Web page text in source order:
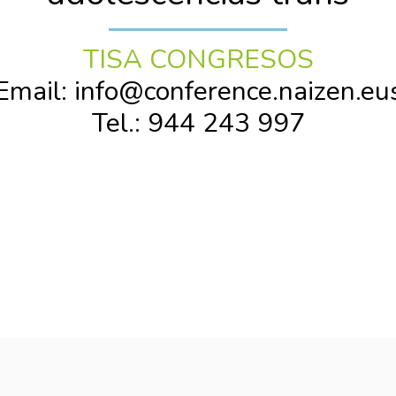
TISA CONGRESOS
Tel.: 944 243 997